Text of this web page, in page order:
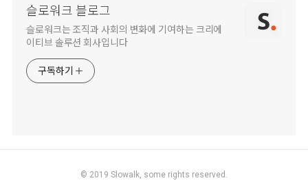
슬로워크 블로그
슬로워크는 조직과 사회의 변화에 기여하는 크리에
이티브 솔루션 회사입니다
구독하기
© 2019 Slowalk, some rights reserved.